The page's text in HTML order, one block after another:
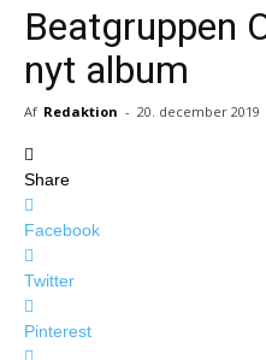
Beatgruppen
nyt album
Af Redaktion - 20. december 2019
Share
Facebook
Twitter
Pinterest